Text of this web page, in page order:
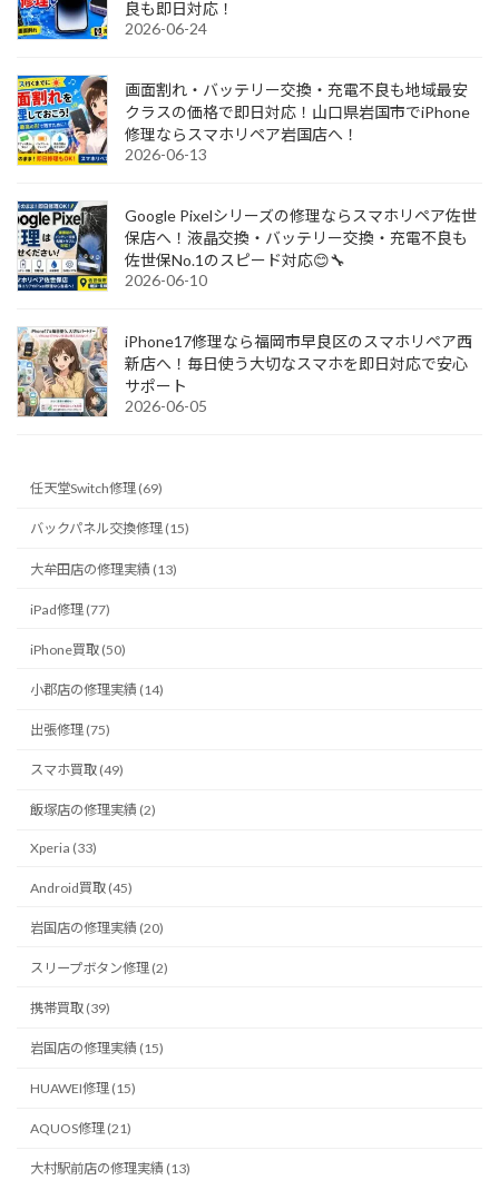
良も即日対応！
2026-06-24
画面割れ・バッテリー交換・充電不良も地域最安
クラスの価格で即日対応！山口県岩国市でiPhone
修理ならスマホリペア岩国店へ！
2026-06-13
Google Pixelシリーズの修理ならスマホリペア佐世
保店へ！液晶交換・バッテリー交換・充電不良も
佐世保No.1のスピード対応😊🔧
2026-06-10
iPhone17修理なら福岡市早良区のスマホリペア西
新店へ！毎日使う大切なスマホを即日対応で安心
サポート
2026-06-05
任天堂Switch修理 (69)
バックパネル交換修理 (15)
大牟田店の修理実績 (13)
iPad修理 (77)
iPhone買取 (50)
小郡店の修理実績 (14)
出張修理 (75)
スマホ買取 (49)
飯塚店の修理実績 (2)
Xperia (33)
Android買取 (45)
岩国店の修理実績 (20)
スリープボタン修理 (2)
携帯買取 (39)
岩国店の修理実績 (15)
HUAWEI修理 (15)
AQUOS修理 (21)
大村駅前店の修理実績 (13)